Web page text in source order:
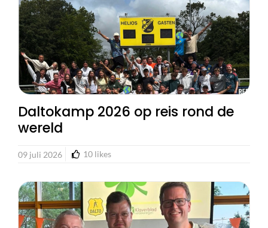
Daltokamp 2026 op reis rond de
wereld
09 juli 2026 10 likes